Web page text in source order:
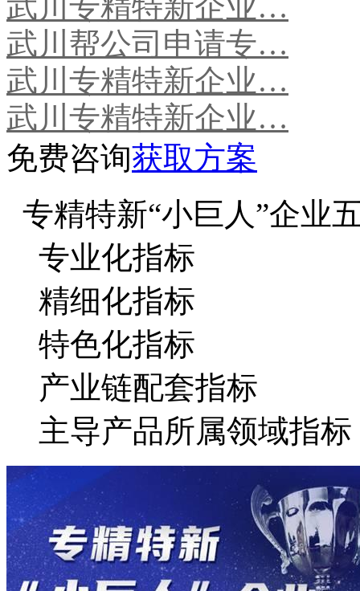
武川帮公司申请专…
武川专精特新企业…
武川专精特新企业…
免费咨询获取方案
专精特新“小巨人”企业
专业化指标
精细化指标
特色化指标
产业链配套指标
主导产品所属领域指标